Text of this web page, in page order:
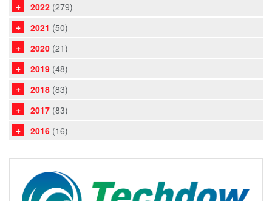
2022 (279)
2021 (50)
2020 (21)
2019 (48)
2018 (83)
2017 (83)
2016 (16)